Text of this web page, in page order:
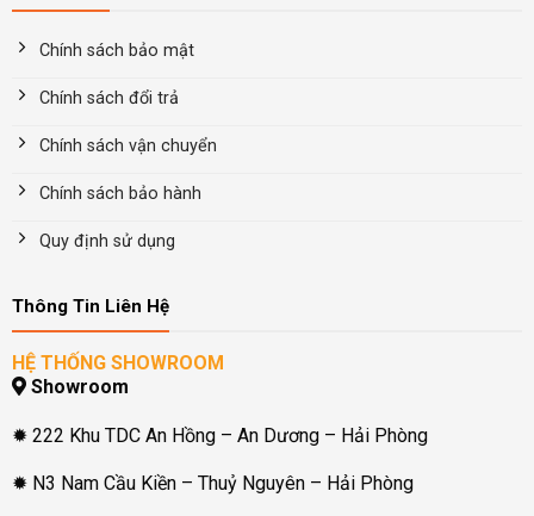
Chính sách bảo mật
Chính sách đổi trả
Chính sách vận chuyển
Chính sách bảo hành
Quy định sử dụng
Thông Tin Liên Hệ
HỆ THỐNG SHOWROOM
Showroom
✹ 222 Khu TDC An Hồng – An Dương – Hải Phòng
✹ N3 Nam Cầu Kiền – Thuỷ Nguyên – Hải Phòng